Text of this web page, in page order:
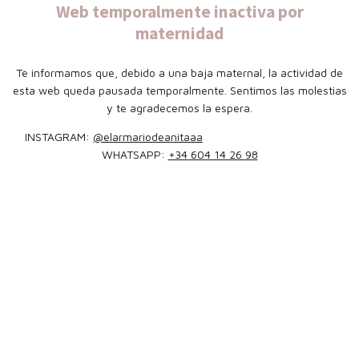
Web temporalmente inactiva por
maternidad
Te informamos que, debido a una baja maternal, la actividad de
esta web queda pausada temporalmente. Sentimos las molestias
y te agradecemos la espera.
INSTAGRAM: @elarmariodeanitaaa
WHATSAPP: +34 604 14 26 98